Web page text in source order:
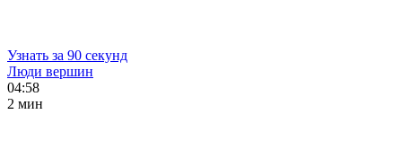
Узнать за 90 секунд
Люди вершин
04:58
2 мин